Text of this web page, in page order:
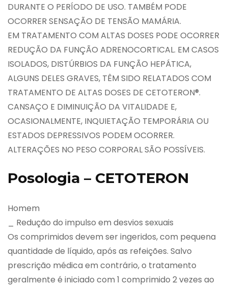
DURANTE O PERÍODO DE USO. TAMBÉM PODE
OCORRER SENSAÇÃO DE TENSÃO MAMÁRIA.
EM TRATAMENTO COM ALTAS DOSES PODE OCORRER
REDUÇÃO DA FUNÇÃO ADRENOCORTICAL. EM CASOS
ISOLADOS, DISTÚRBIOS DA FUNÇÃO HEPÁTICA,
ALGUNS DELES GRAVES, TÊM SIDO RELATADOS COM
TRATAMENTO DE ALTAS DOSES DE CETOTERON®.
CANSAÇO E DIMINUIÇÃO DA VITALIDADE E,
OCASIONALMENTE, INQUIETAÇÃO TEMPORÁRIA OU
ESTADOS DEPRESSIVOS PODEM OCORRER.
ALTERAÇÕES NO PESO CORPORAL SÃO POSSÍVEIS.
Posologia – CETOTERON
Homem
_ Redução do impulso em desvios sexuais
Os comprimidos devem ser ingeridos, com pequena
quantidade de líquido, após as refeições. Salvo
prescrição médica em contrário, o tratamento
geralmente é iniciado com 1 comprimido 2 vezes ao